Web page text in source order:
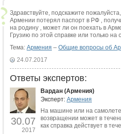
Здравствуйте, подскажите
Армении потерял паспорт в РФ ,
на родину , может ли он поехать в
Грузию по этой справке или только на
Тема: Армения – Общие вопросы об
24.07.2017
Ответы экспертов:
30.07
2017
Вардан (Армения)
Эксперт: Армения
На машине или на
возвращении может в
как справка действует в